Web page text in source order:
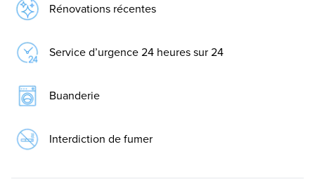
Rénovations récentes
Service d’urgence 24 heures sur 24
Buanderie
Interdiction de fumer